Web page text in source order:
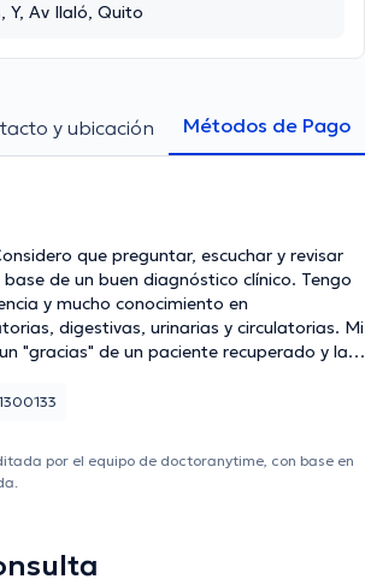
Y, Av Ilaló, Quito
y ubicación Métodos de Pago
que preguntar, escuchar y revisar
de un buen diagnóstico clínico. Tengo
y mucho conocimiento en
digestivas, urinarias y circulatorias. Mi
"gracias" de un paciente recuperado y la
por el equipo de doctoranytime, con base en